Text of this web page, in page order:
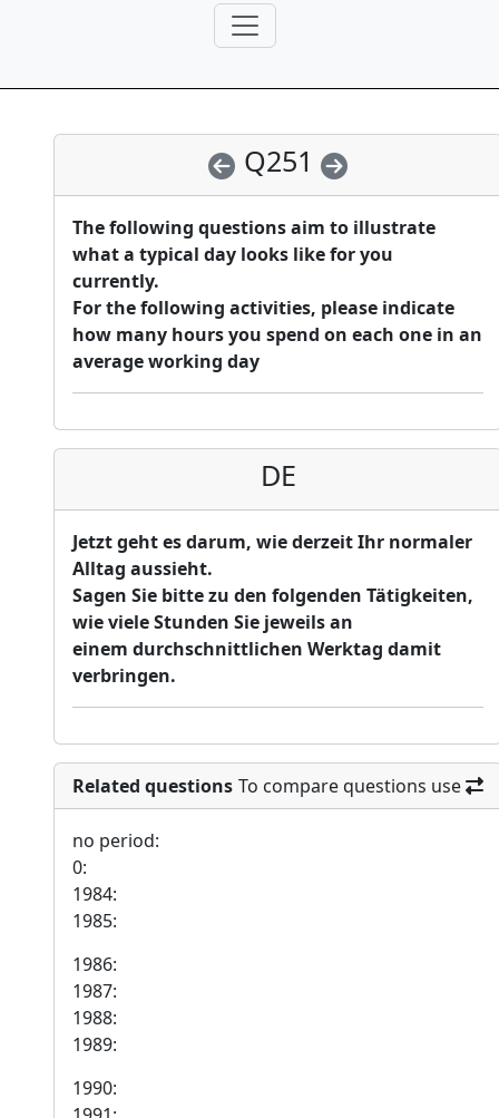
Q251
The following questions aim to illustrate
what a typical day looks like for you
currently.
For the following activities, please indicate
how many hours you spend on each one in an
average working day
DE
Jetzt geht es darum, wie derzeit Ihr normaler
Alltag aussieht.
Sagen Sie bitte zu den folgenden Tätigkeiten,
wie viele Stunden Sie jeweils an
einem durchschnittlichen Werktag damit
verbringen.
Related questions To compare questions use
no period:
0:
1984:
1985:
1986:
1987:
1988:
1989:
1990: